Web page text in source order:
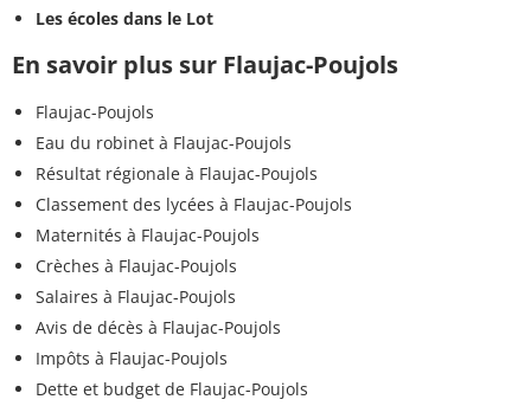
Les écoles dans le Lot
En savoir plus sur Flaujac-Poujols
Flaujac-Poujols
Eau du robinet à Flaujac-Poujols
Résultat régionale à Flaujac-Poujols
Classement des lycées à Flaujac-Poujols
Maternités à Flaujac-Poujols
Crèches à Flaujac-Poujols
Salaires à Flaujac-Poujols
Avis de décès à Flaujac-Poujols
Impôts à Flaujac-Poujols
Dette et budget de Flaujac-Poujols